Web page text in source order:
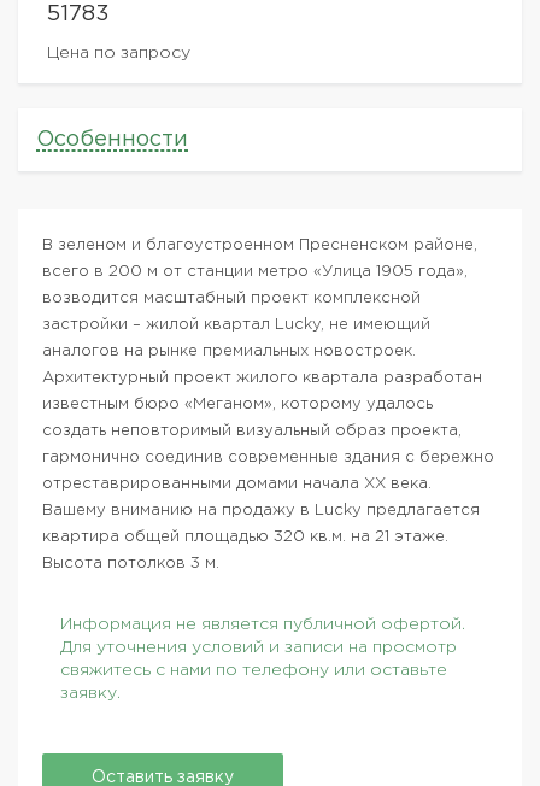
51783
Цена по запросу
Особенности
В зеленом и благоустроенном Пресненском районе,
всего в 200 м от станции метро «Улица 1905 года»,
возводится масштабный проект комплексной
застройки – жилой квартал Lucky, не имеющий
аналогов на рынке премиальных новостроек.
Архитектурный проект жилого квартала разработан
известным бюро «Меганом», которому удалось
создать неповторимый визуальный образ проекта,
гармонично соединив современные здания с бережно
отреставрированными домами начала XX века.
Вашему вниманию на продажу в Lucky предлагается
квартира общей площадью 320 кв.м. на 21 этаже.
Высота потолков 3 м.
Информация не является публичной офертой.
Для уточнения условий и записи на просмотр
свяжитесь с нами по телефону или оставьте
заявку.
Оставить заявку